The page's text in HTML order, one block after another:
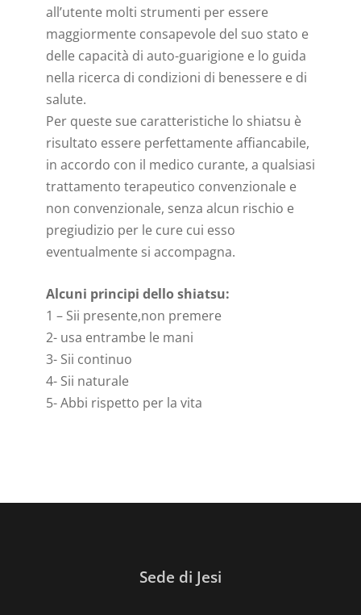
all’utente molti strumenti per essere
maggiormente consapevole del suo stato e
delle capacità di auto-guarigione e lo guida
nella ricerca di condizioni di benessere e di
salute.
Per queste sue caratteristiche lo shiatsu è
risultato essere perfettamente affiancabile,
in accordo con il medico curante, a qualsiasi
trattamento terapeutico convenzionale e
non convenzionale, senza alcun rischio e
pregiudizio per le cure cui esso
eventualmente si accompagna.
Alcuni principi dello shiatsu:
1 – Sii presente,non premere
2- usa entrambe le mani
3- Sii continuo
4- Sii naturale
5- Abbi rispetto per la vita
Sede di Jesi